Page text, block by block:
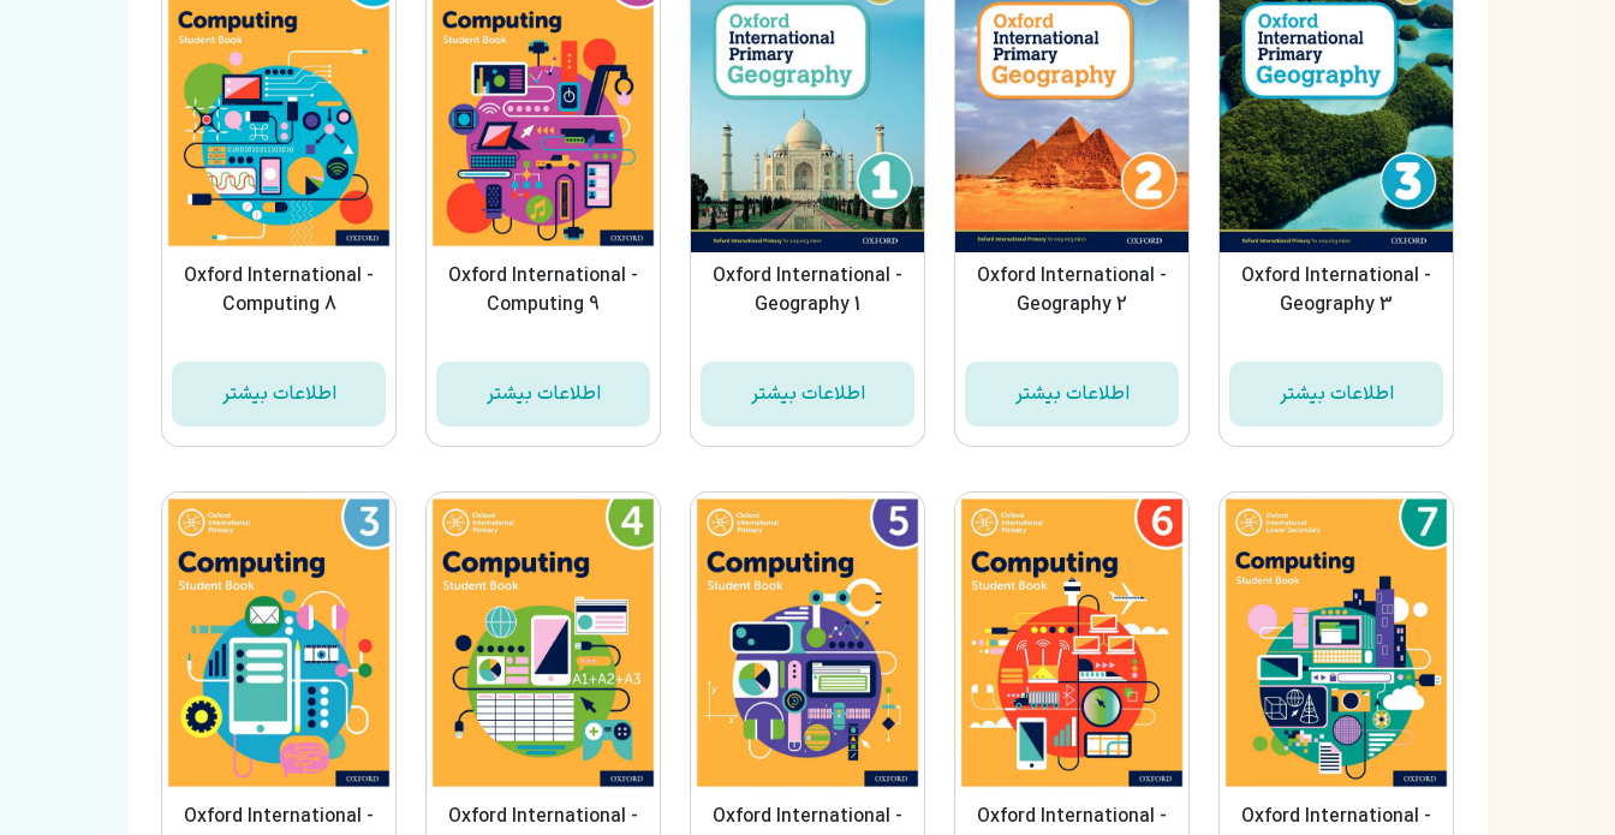
Oxford International -
Geography 3
اطلاعات بیشتر
Oxford International -
Geography 2
اطلاعات بیشتر
Oxford International -
Geography 1
اطلاعات بیشتر
Oxford International -
Computing 9
اطلاعات بیشتر
Oxford International -
Computing 8
اطلاعات بیشتر
Oxford International -
Oxford International -
Oxford International -
Oxford International -
Oxford International -